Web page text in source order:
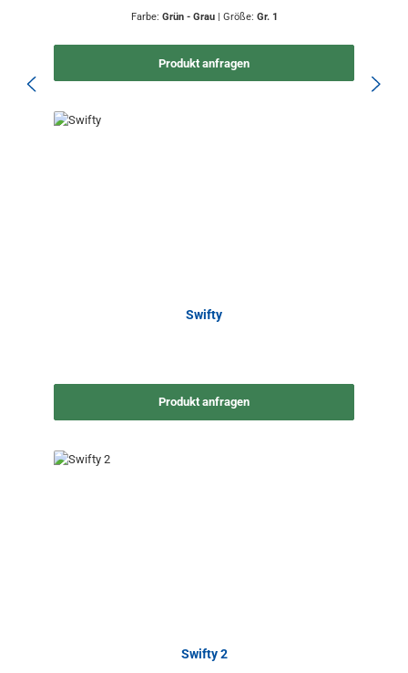
Farbe: Grün - Grau Größe: Gr. 1
Produkt anfragen
Swifty
Produkt anfragen
Swifty 2